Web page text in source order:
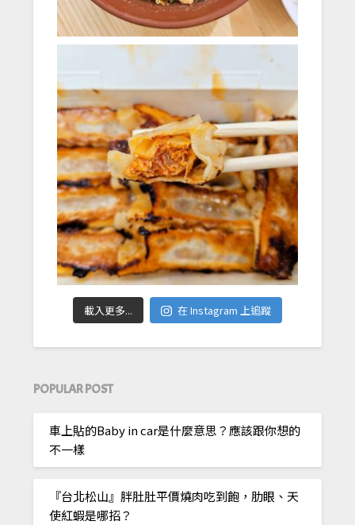
載入更多... 在 Instagram 上追蹤
POPULAR POST
車上貼的Baby in car是什麼意思？應該跟你想的
不一樣
『台北松山』胖肚肚平價燒肉吃到飽，肋眼、天
使紅蝦是哪招？